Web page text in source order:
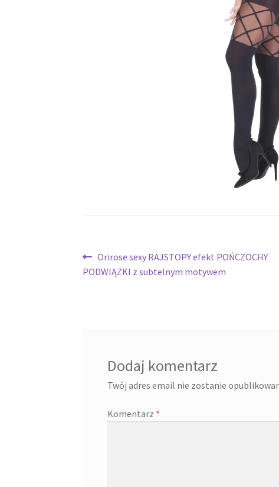
Nawigacja
wpisu
Poprzedni
wpis:
Orirose sexy RAJSTOPY efekt POŃCZOCHY
PODWIĄZKI z subtelnym motywem
Dodaj komentarz
Twój adres email nie zostanie
Komentarz *